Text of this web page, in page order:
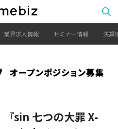
業界求人情報 セミナー情報 決算
『sin 七つの大罪 X-